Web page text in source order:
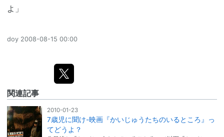
よ」
doy 2008-08-15 00:00
関連記事
2010-01-23
7歳児に聞け-映画『かいじゅうたちのいるところ』っ
てどうよ？